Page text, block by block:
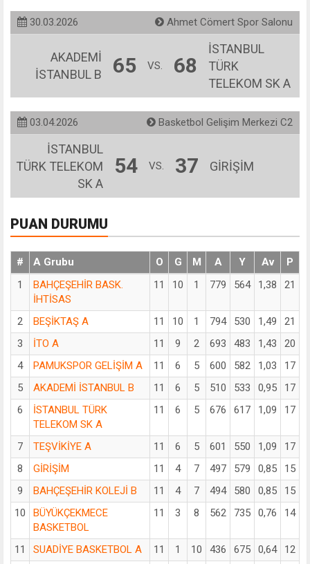
30.03.2026 Ahmet Cömert Spor Salonu
AKADEMİ
İSTANBUL B
65 VS. 68
İSTANBUL
TÜRK
TELEKOM SK A
03.04.2026 Basketbol Gelişim Merkezi C2
İSTANBUL
TÜRK TELEKOM
SK A
54 VS. 37 GİRİŞİM
PUAN DURUMU
# A Grubu O G M A Y Av
P
1
BAHÇEŞEHİR BASK.
İHTİSAS
11 10 1 779 564 1,38 21
2 BEŞİKTAŞ A 11 10 1 794 530 1,49
21
3
İTO A 11 9 2 693 483 1,43
20
4
PAMUKSPOR GELİŞİM A 11 6 5 600 582 1,03
17
5
AKADEMİ İSTANBUL B 11 6 5 510 533 0,95
17
6
İSTANBUL TÜRK
TELEKOM SK A
11 6 5 676 617 1,09 17
7 TEŞVİKİYE A 11 6 5 601 550 1,09
17
8
GİRİŞİM 11 4 7 497 579 0,85
15
9
BAHÇEŞEHİR KOLEJİ B 11 4 7 494 580 0,85
15
10
BÜYÜKÇEKMECE
BASKETBOL
11 3 8 562 735 0,76 14
11 SUADİYE BASKETBOL A 11 1 10 436 675 0,64
12